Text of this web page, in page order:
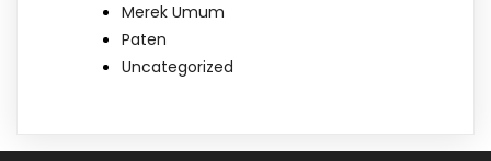
Merek Umum
Paten
Uncategorized